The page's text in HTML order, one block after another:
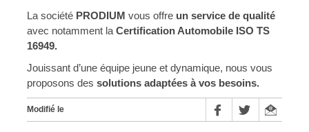
La société PRODIUM vous offre un service de qualité
avec notamment la Certification Automobile ISO TS
16949.
Jouissant d’une équipe jeune et dynamique, nous vous
proposons des solutions adaptées à vos besoins.
Modifié le